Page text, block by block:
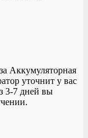
Аккумуляторная
уточнит у вас
3-7 дней вы